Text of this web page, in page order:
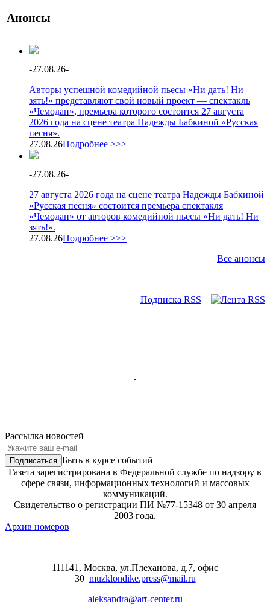
Анонсы
-27.08.26-
Авторы успешной комедийной пьесы «Ни дать! Ни
зять!» представляют свой новый проект — спектакль
«Чемодан», премьера которого состоится 27 августа
2026 года на сцене театра Надежды Бабкиной «Русская
песня».
27.08.26Подробнее >>>
-27.08.26-
27 августа 2026 года на сцене театра Надежды Бабкиной
«Русская песня» состоится премьера спектакля
«Чемодан» от авторов комедийной пьесы «Ни дать! Ни
зять!».
27.08.26Подробнее >>>
Все анонсы
Подписка RSS
Рассылка новостей
Быть в курсе событий
Газета зарегистрирована в Федеральной службе по надзору в
сфере связи, информационных технологий и массовых
коммуникаций.
Свидетельство о регистрации ПИ №77-15348 от 30 апреля
2003 года.
Архив номеров
111141, Москва, ул.Плеханова, д.7, офис
30 muzklondike.press@mail.ru
aleksandra@art-center.ru